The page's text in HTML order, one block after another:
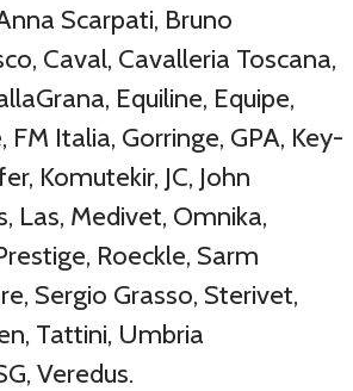
Scarpati, Bruno
Caval, Cavalleria Toscana,
Equiline, Equipe,
FM Italia, Gorringe, GPA, Key-
Komutekir, JC, John
Las, Medivet, Omnika,
Roeckle, Sarm
Sergio Grasso, Sterivet,
Tattini, Umbria
Veredus.